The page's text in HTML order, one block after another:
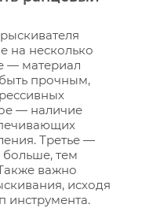
на несколько
— материал
прочным,
— наличие
Третье —
тем
важно
исходя
инструмента.